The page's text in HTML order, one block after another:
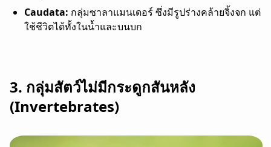
Caudata: กลุ่มซาลาแมนเดอร์ ซึ่งมีรูปร่างคล้ายจิ้งจก แต่
ใช้ชีวิตได้ทั้งในน้ำและบนบก
3. กลุ่มสัตว์ไม่มีกระดูกสันหลัง
(Invertebrates)